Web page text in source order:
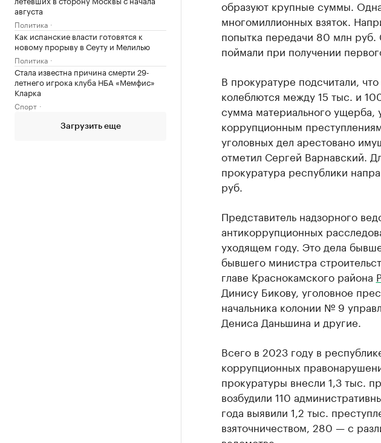
августа
Политика
Как испанские власти готовятся к
новому прорыву в Сеуту и Мелилью
Политика
Стала известна причина смерти 29-
летнего игрока клуба НБА «Мемфис»
Кларка
Спорт
Загрузить еще
образуют крупные суммы.
многомиллионных взяток.
попытка передачи 80 млн руб.
поймали при получении
В прокуратуре подсчитали,
колеблются между 15 тыс. и
сумма материального ущерба,
коррупционным
уголовных дел арестовано
отметил Сергей Варнавский.
прокуратура республики
руб.
Представитель надзорного
антикоррупционных
уходящем году. Это дела
бывшего министра
главе Краснокамского района
Динису Бикову, уголовное
начальника колонии № 9
Дениса Даньшина и другие.
Всего в 2023 году в
коррупционных
прокуратуры внесли 1,3 тыс.
возбудили 110
года выявили 1,2 тыс.
взяточничеством, 280 — с